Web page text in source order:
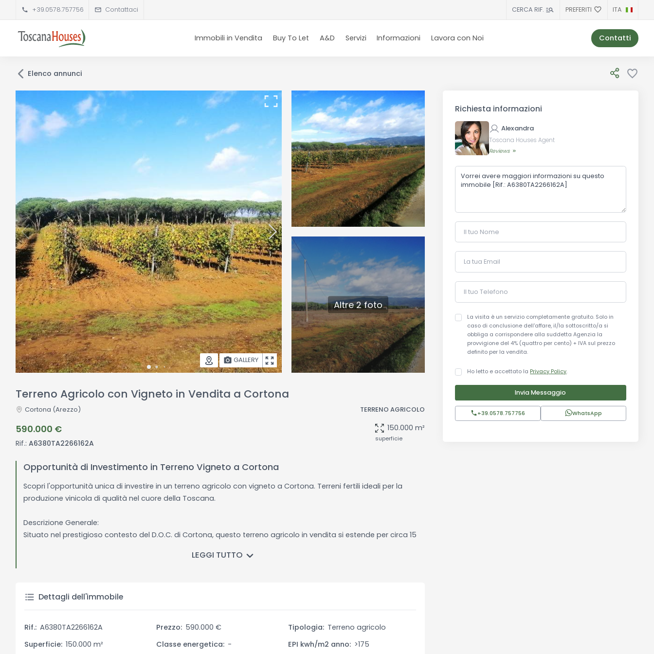
+39.0578.757756 Contattaci CERCA RIF. PREFERITI ITA
Immobili in Vendita Buy To Let A&D Servizi Informazioni Lavora con Noi Contatti
Elenco annunci
GALLERY
Altre 2 foto
Terreno Agricolo con Vigneto in Vendita a Cortona
Cortona (Arezzo) TERRENO AGRICOLO
590.000 €
Rif.: A6380TA2266162A
150.000 m²
superficie
Opportunità di Investimento in Terreno Vigneto a Cortona
Scopri l'opportunità unica di investire in un terreno agricolo con vigneto a Cortona. Terreni fertili ideali per la
produzione vinicola di qualità nel cuore della Toscana.
Descrizione Generale:
Situato nel prestigioso contesto del D.O.C. di Cortona, questo terreno agricolo in vendita si estende per circa 15
coltivazione di qualità merlot e vermentino, questo terreno rappresenta un'opportunità ideale per investitori o
Descrizione Interni:
Non applicabile per terreno agricolo.
Descrizione Esterni:
Il terreno comprende 6,4 ettari a vigneto, con impianti risalenti agli anni 2019 e 2020, e il resto dedicato a
LEGGI TUTTO
Dettagli dell'immobile
Rif.: A6380TA2266162A Prezzo: 590.000 € Tipologia: Terreno agricolo
Superficie: 150.000 m² Classe energetica: - EPI kwh/m2 anno: >175
Richiesta informazioni
Alexandra
Toscana Houses Agent
Reviews
Il tuo Nome
La tua Email
Il tuo Telefono
La visita è un servizio completamente gratuito. Solo in
caso di conclusione dell'affare, il/la sottoscritto/a si
obbliga a corrispondere alla suddetta Agenzia la
provvigione del 4% (quattro per cento) + IVA sul prezzo
definito per la vendita.
Ho letto e accettato la Privacy Policy.
Invia Messaggio
+39.0578.757756 WhatsApp